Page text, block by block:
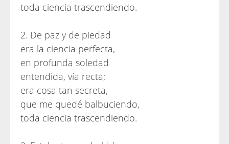
toda ciencia trascendiendo.
2. De paz y de piedad
era la ciencia perfecta,
en profunda soledad
entendida, vía recta;
era cosa tan secreta,
que me quedé balbuciendo,
toda ciencia trascendiendo.